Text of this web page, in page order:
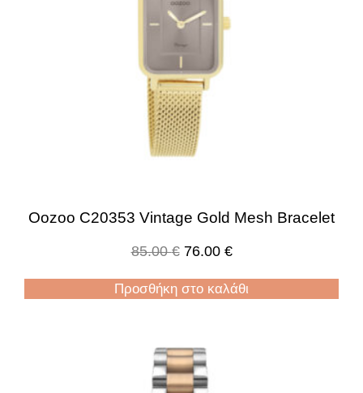
Oozoo C20353 Vintage Gold Mesh Bracelet
85.00€ 76.00 €
Προσθήκη στο καλάθι